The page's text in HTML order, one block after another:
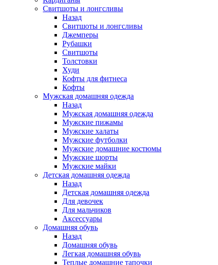
Свитшоты и лонгсливы
Назад
Свитшоты и лонгсливы
Джемперы
Рубашки
Свитшоты
Толстовки
Худи
Кофты для фитнеса
Кофты
Мужская домашняя одежда
Назад
Мужская домашняя одежда
Мужские пижамы
Мужские халаты
Мужские футболки
Мужские домашние костюмы
Мужские шорты
Мужские майки
Детская домашняя одежда
Назад
Детская домашняя одежда
Для девочек
Для мальчиков
Аксессуары
Домашняя обувь
Назад
Домашняя обувь
Легкая домашняя обувь
Теплые домашние тапочки